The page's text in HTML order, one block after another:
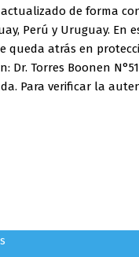
de forma
Perú y Uruguay.
atrás en
Dr. Torres Boonen
Para verificar la